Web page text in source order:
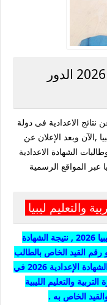
نتيجة الشهادة الاعدادية ليبيا 2026 الدور
نتائج الاعدادية فى دولة
,وأسماء أوائل الشهادة الاعدادية 2025 ليبيا ,الآن وبعد الإعلان عن
الشهادة الاعدادية
نتيجة الشهادة الإعدادية 2026 ليبيا عبر المواقع الرسمية
والتعليم ليبيا
عن نتائج الشهاده الاعداديه في ليبيا 2026 , نتيجة الشهادة
أو رقم القيد الخاص بالطالب
وسوف ننشر لكم روابط الحصول على نتائج الشهادة الإعدادية 2026 في
والتعليم الليبية
الخاص به .